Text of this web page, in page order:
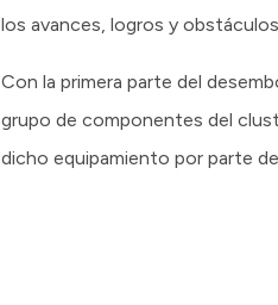
los avances, logros y
Con la primera parte del
grupo de componentes del
dicho equipamiento por parte